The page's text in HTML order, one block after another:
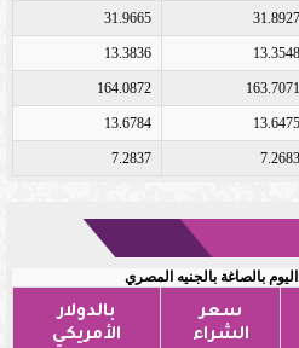
31.8927
31.9665
13.3548
13.3836
163.7071
164.0872
13.6475
13.6784
7.2683
7.2837
بالصاغة بالجنيه المصري
سعر
الشراء
بالدولار
الأمريكي